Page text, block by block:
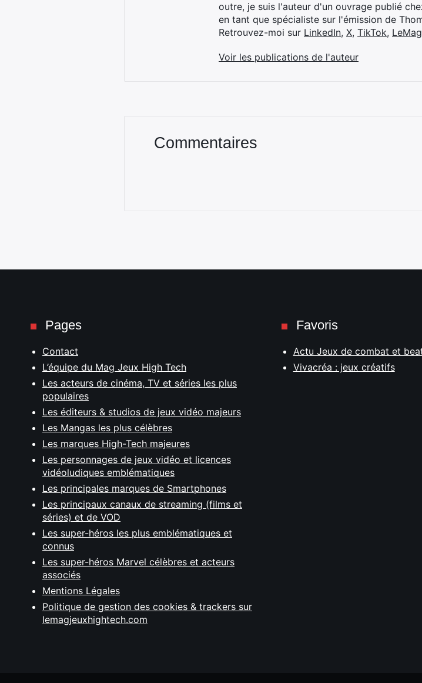
outre, je suis l'auteur d'un ouvrage publié
en tant que spécialiste sur l'émission de
Retrouvez-moi sur LinkedIn, X, TikTok,
Voir les publications de l'auteur
Commentaires
Pages
Contact
L’équipe du Mag Jeux High Tech
Les acteurs de cinéma, TV et séries les plus
populaires
Les éditeurs & studios de jeux vidéo majeurs
Les Mangas les plus célèbres
Les marques High-Tech majeures
Les personnages de jeux vidéo et licences
vidéoludiques emblématiques
Les principales marques de Smartphones
Les principaux canaux de streaming (films et
séries) et de VOD
Les super-héros les plus emblématiques et
connus
Les super-héros Marvel célèbres et acteurs
associés
Mentions Légales
Politique de gestion des cookies & trackers sur
lemagjeuxhightech.com
Favoris
Actu Jeux de combat et
Vivacréa : jeux créatifs